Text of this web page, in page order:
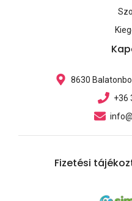
8630
+36
Fizetési